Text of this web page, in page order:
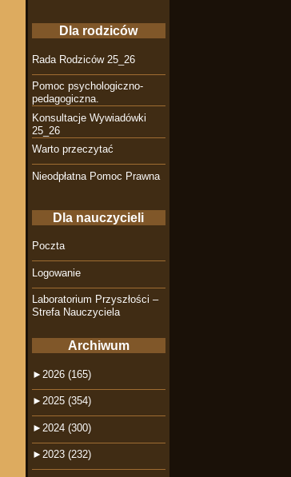
Dla rodziców
Rada Rodziców 25_26
Pomoc psychologiczno-
pedagogiczna.
Konsultacje Wywiadówki
25_26
Warto przeczytać
Nieodpłatna Pomoc Prawna
Dla nauczycieli
Poczta
Logowanie
Laboratorium Przyszłości –
Strefa Nauczyciela
Archiwum
► 2026 (165)
► 2025 (354)
► 2024 (300)
► 2023 (232)